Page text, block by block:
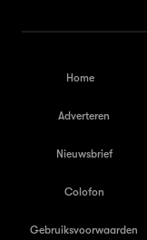
Home
Adverteren
Nieuwsbrief
Colofon
Gebruiksvoorwaarden